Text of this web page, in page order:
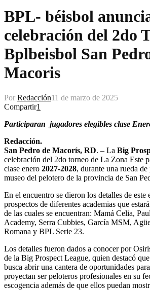
BPL- béisbol
celebración del 2do
Bplbeisbol San
Macoris
Por Redacción11 de marzo de 2025
Compartir1
Participaran jugadores elegibles clase
Redacción.
San Pedro de Macorís, RD. – La Big
celebración del 2do torneo de La Zona Este
clase enero 2027-2028, durante una rueda
museo del pelotero de la provincia de San
En el encuentro se dieron los detalles de este
prospectos de diferentes academias que
de las cuales se encuentran: Mamá Celia,
Academy, Serra Cubbies, García MSM,
Romana y BPL Serie 23.
Los detalles fueron dados a conocer por
de la Big Prospect League, quien destacó
busca abrir una cantera de oportunidades
proyectan ser peloteros profesionales en su
escogencia además de que ellos puedan